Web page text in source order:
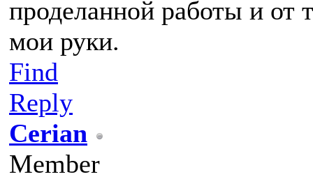
проделанной работы и от
мои руки.
Find
Reply
Cerian
Member